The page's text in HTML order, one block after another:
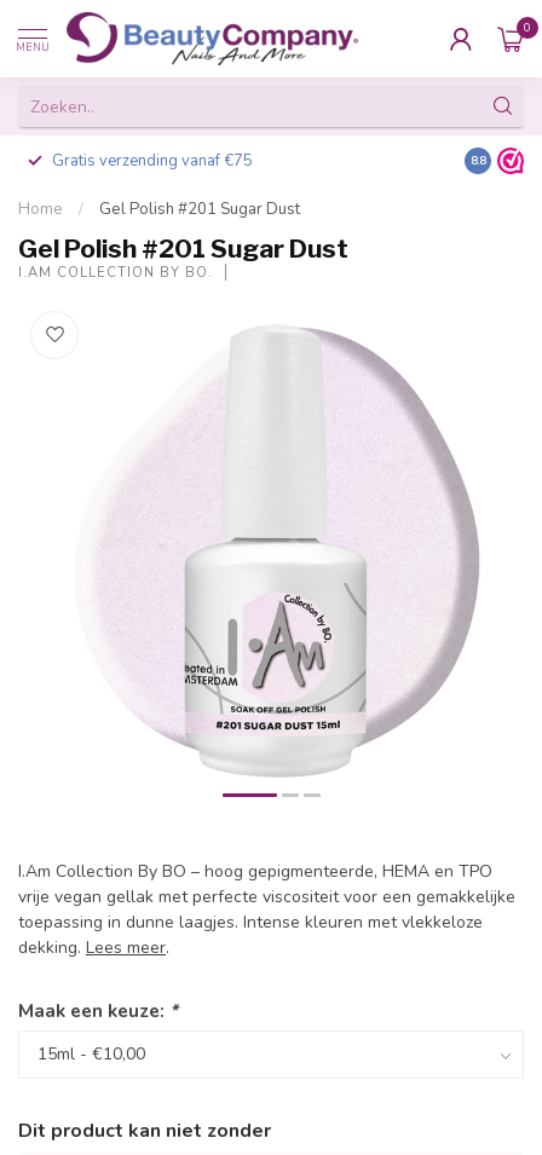
MENU
0
Gratis verzending vanaf €75 Besteld
8.8
Home / Gel Polish #201 Sugar Dust
Gel Polish #201 Sugar Dust
I.AM COLLECTION BY BO.
I.Am Collection By BO – hoog gepigmenteerde, HEMA en TPO
vrije vegan gellak met perfecte viscositeit voor een gemakkelijke
toepassing in dunne laagjes. Intense kleuren met vlekkeloze
dekking. Lees meer.
Maak een keuze: *
Dit product kan niet zonder